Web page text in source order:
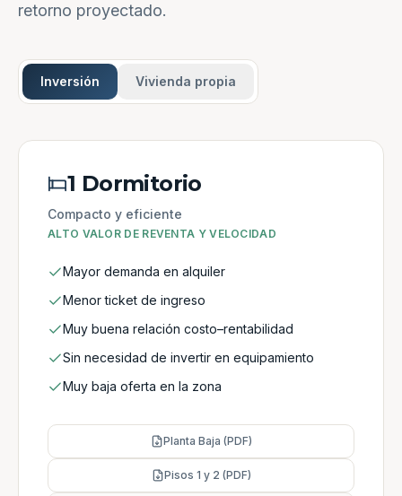
retorno proyectado.
Inversión Vivienda propia
1 Dormitorio
Compacto y eficiente
ALTO VALOR DE REVENTA Y VELOCIDAD
Mayor demanda en alquiler
Menor ticket de ingreso
Muy buena relación costo–rentabilidad
Sin necesidad de invertir en equipamiento
Muy baja oferta en la zona
Planta Baja (PDF)
Pisos 1 y 2 (PDF)